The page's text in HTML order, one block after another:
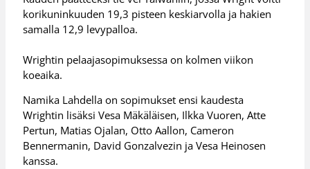
korikuninkuuden 19,3 pisteen keskiarvolla ja hakien
samalla 12,9 levypalloa.
Wrightin pelaajasopimuksessa on kolmen viikon
koeaika.
Namika Lahdella on sopimukset ensi kaudesta
Wrightin lisäksi Vesa Mäkäläisen, Ilkka Vuoren, Atte
Pertun, Matias Ojalan, Otto Aallon, Cameron
Bennermanin, David Gonzalvezin ja Vesa Heinosen
kanssa.